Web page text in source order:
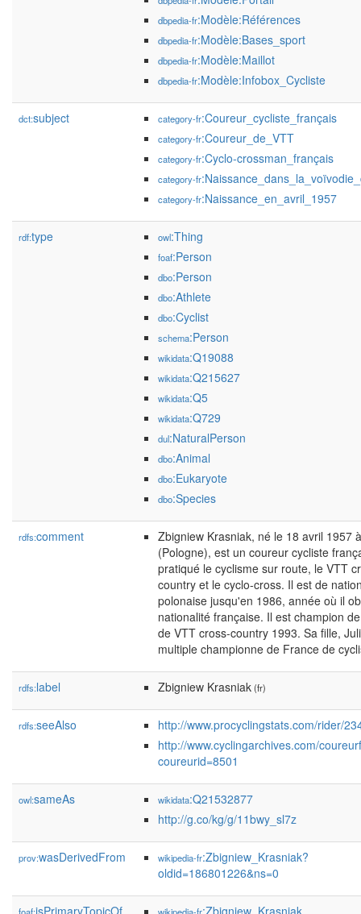
dbpedia-fr:Modèle:Références
dbpedia-fr:Modèle:Bases_sport
dbpedia-fr:Modèle:Maillot
dbpedia-fr:Modèle:Infobox_Cycliste
dct:subject category-fr:Coureur_cycliste_français
category-fr:Coureur_de_VTT
category-fr:Cyclo-crossman_français
category-fr
category-fr:Naissance_en_avril_1957
rdf:type owl:Thing
foaf:Person
dbo:Person
dbo:Athlete
dbo:Cyclist
schema:Person
wikidata:Q19088
wikidata:Q215627
wikidata:Q5
wikidata:Q729
dul:NaturalPerson
dbo:Animal
dbo:Eukaryote
dbo:Species
rdfs:comment
Zbigniew Krasniak, né le 18 avril 1957
(Pologne), est un coureur cycliste
pratiqué le cyclisme sur route, le VTT
country et le cyclo-cross. Il est de
polonaise jusqu'en 1986, année où il
nationalité française. Il est champion
de VTT cross-country 1993. Sa fille,
multiple championne de France de
rdfs:label Zbigniew Krasniak(fr)
rdfs:seeAlso
http://www.procyclingstats.com/rider/
http://www.cyclingarchives.com/
coureurid=8501
owl:sameAs wikidata:Q21532877
http://g.co/kg/g/11bwy_sl7z
prov:wasDerivedFrom wikipedia-fr:Zbigniew_Krasniak?
oldid=186801226&ns=0
isPrimaryTopicOf :Zbigniew_Krasniak